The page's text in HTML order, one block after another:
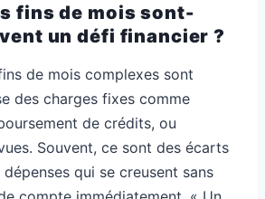
fins de mois sont-
un défi financier ?
de mois complexes sont
des charges fixes comme
de crédits, ou
Souvent, ce sont des écarts
qui se creusent sans